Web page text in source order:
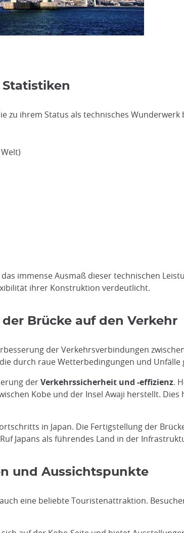
zu ihrem Status als technisches Wunderwerk
immense Ausmaß dieser technischen
ihrer Konstruktion verdeutlicht.
Brücke auf den Verkehr
der Verkehrsverbindungen
durch raue Wetterbedingungen und Unfälle
derVerkehrssicherheit und -effizienz.
Kobe und der Insel Awaji herstellt.
in Japan. Die Fertigstellung der
Japans als führendes Land in der
und Aussichtspunkte
eine beliebte Touristenattraktion.